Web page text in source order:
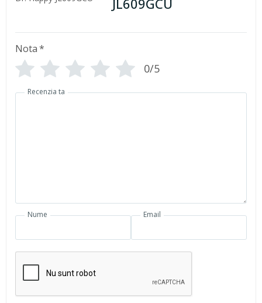
JL609GCU
Nota*
0/5
Recenzia ta
Nume Email